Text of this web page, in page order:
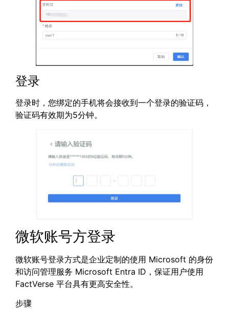
登录
登录时，您绑定的手机将会接收到一个登录的验证码，
验证码有效期为5分钟。
微软账号方登录
微软账号登录方式是企业定制的使用 Microsoft 的身份
和访问管理服务 Microsoft Entra ID，保证用户使用
FactVerse 平台具有更高安全性。
步骤